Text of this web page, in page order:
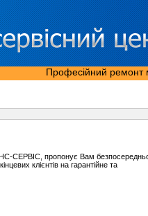
Професійний ремонт
СЕРВІС, пропонує Вам
клієнтів на гарантійне та